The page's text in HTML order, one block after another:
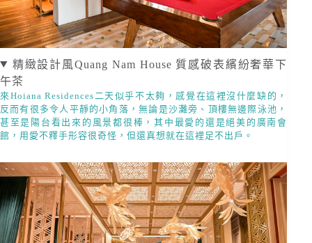
精緻設計風Quang Nam House 質感破表繽紛奢華下
午茶
來Hoiana Residences二天似乎不太夠，感覺在這裡沒什麼缺的，
反而有很多令人平靜的小角落，無論是沙灘旁、頂樓無邊際泳池，
甚至是陽台看出來的風景都很棒，其中最愛的還是絕美的廣南會
館，用愛不釋手形容很奇怪，但還真想就在這裡足不出戶。